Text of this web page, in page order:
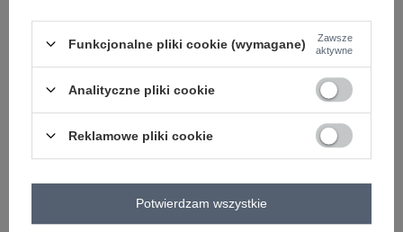
ZALOGUJ SIĘ I ZOBACZ CENĘ
Masz pytanie? Chętnie pomożemy.
sposób prania : pranie w pralce w 30°C
Funkcjonalne pliki cookie (wymagane)
Zawsze
aktywne
Analityczne pliki cookie
Reklamowe pliki cookie
Potwierdzam wszystkie